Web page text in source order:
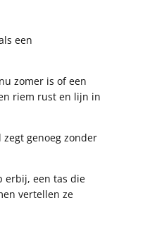
een
zomer is of een
riem rust en lijn in
genoeg zonder
erbij, een tas die
vertellen ze